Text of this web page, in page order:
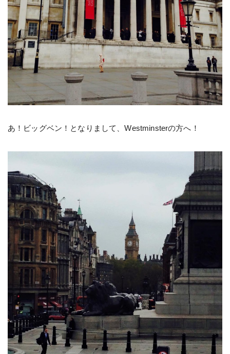
あ！ビッグベン！となりまして、Westminsterの方へ！